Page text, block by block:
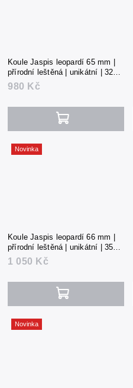
Koule Jaspis leopardí 65 mm |
přírodní leštěná | unikátní | 324 g
| Mexiko
980 Kč
Novinka
Koule Jaspis leopardí 66 mm |
přírodní leštěná | unikátní | 350 g
| Mexiko
1 050 Kč
Novinka